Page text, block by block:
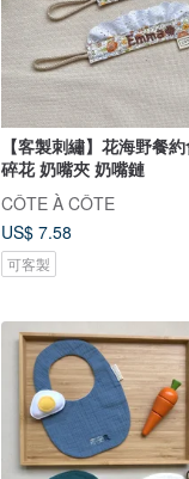
【客製刺繡】花海野餐
碎花 奶嘴夾 奶嘴鏈
CÔTE À CÔTE
US$ 7.58
可客製